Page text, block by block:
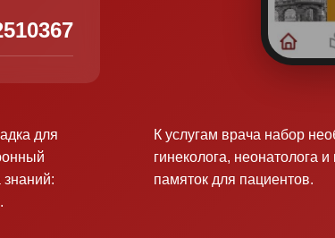
для
К услугам врача набор
гинеколога, неонатолога
памяток для пациентов.